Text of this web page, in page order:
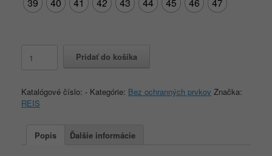
REIS
Pridať do košíka
Katalógové číslo: - Kategórie: Bez ochranných prvkov Značka:
REIS
Popis Ďalšie informácie